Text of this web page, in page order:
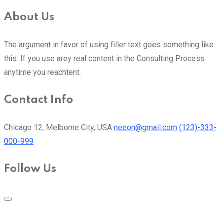
About Us
The argument in favor of using filler text goes something like
this: If you use arey real content in the Consulting Process
anytime you reachtent.
Contact Info
Chicago 12, Melborne City, USA neeon@gmail.com (123)-333-
000-999
Follow Us